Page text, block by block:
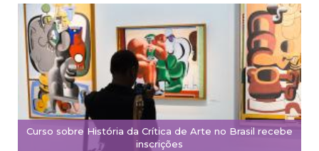
Curso sobre História da Crítica de Arte no Brasil recebe
inscrições